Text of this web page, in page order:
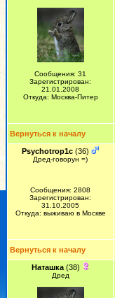
Сообщения: 31
Зарегистрирован:
21.01.2008
Откуда: Москва-Питер
Вернуться к началу
Psychotrop1c (36)
Дред-говорун =)
Сообщения: 2808
Зарегистрирован:
31.10.2005
Откуда: выживаю в Москве
Вернуться к началу
Наташка(38)
Дред